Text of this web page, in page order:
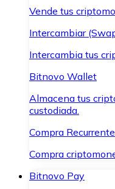
Vende tus
Intercambiar
Intercambia tus
Bitnovo Wallet
Almacena tus
custodiada.
Compra
Compra
Bitnovo Pay